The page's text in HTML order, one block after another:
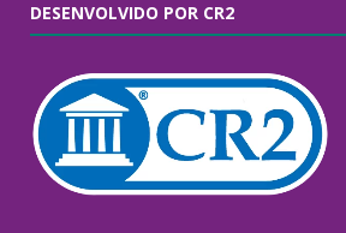
DESENVOLVIDO POR CR2